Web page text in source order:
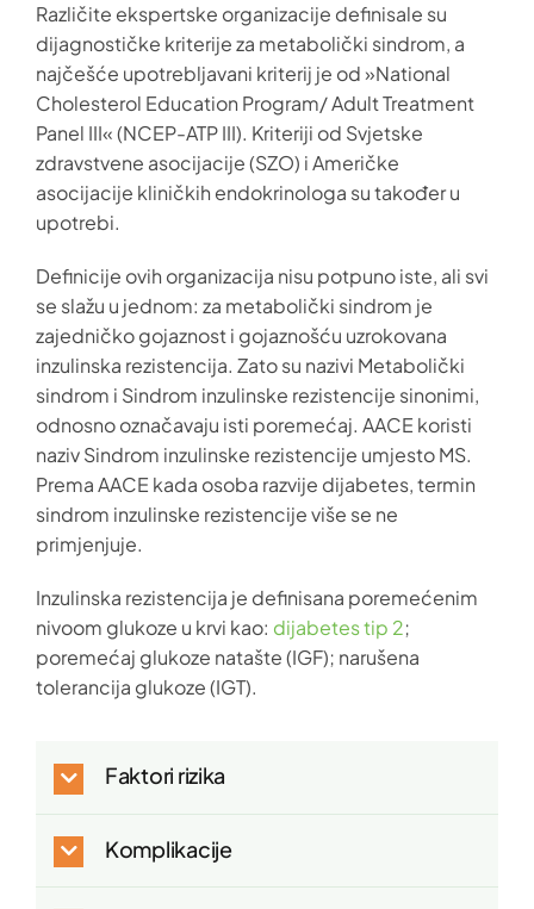
Različite ekspertske organizacije definisale su
dijagnostičke kriterije za metabolički sindrom, a
najčešće upotrebljavani kriterij je od »National
Cholesterol Education Program/ Adult Treatment
Panel III« (NCEP-ATP III). Kriteriji od Svjetske
zdravstvene asocijacije (SZO) i Američke
asocijacije kliničkih endokrinologa su također u
upotrebi.
Definicije ovih organizacija nisu potpuno iste, ali svi
se slažu u jednom: za metabolički sindrom je
zajedničko gojaznost i gojaznošću uzrokovana
inzulinska rezistencija. Zato su nazivi Metabolički
sindrom i Sindrom inzulinske rezistencije sinonimi,
odnosno označavaju isti poremećaj. AACE koristi
naziv Sindrom inzulinske rezistencije umjesto MS.
Prema AACE kada osoba razvije dijabetes, termin
sindrom inzulinske rezistencije više se ne
primjenjuje.
Inzulinska rezistencija je definisana poremećenim
nivoom glukoze u krvi kao: dijabetes tip 2;
poremećaj glukoze natašte (IGF); narušena
tolerancija glukoze (IGT).
Faktori rizika
Komplikacije